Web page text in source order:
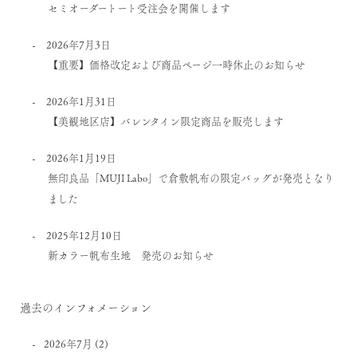
セミオーダートート受注会を開催します
2026年7月3日
【重要】価格改定および商品ページ一時休止のお知らせ
2026年1月31日
【美観地区店】バレンタイン限定商品を販売します
2026年1月19日
無印良品「MUJI Labo」で倉敷帆布の限定バッグが発売となり
ました
2025年12月10日
新カラー帆布生地 発売のお知らせ
過去のインフォメーション
2026年7月 (2)